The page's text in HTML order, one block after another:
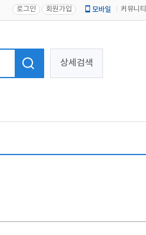
로그인 회원가입 모바일 커뮤니티
상세검색